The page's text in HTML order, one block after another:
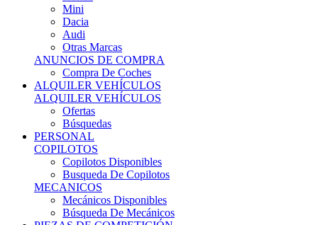
Dacia
Audi
Otras Marcas
ANUNCIOS DE COMPRA
Compra De Coches
ALQUILER VEHÍCULOS
ALQUILER VEHÍCULOS
Ofertas
Búsquedas
PERSONAL
COPILOTOS
Copilotos Disponibles
Busqueda De Copilotos
MECANICOS
Mecánicos Disponibles
Búsqueda De Mecánicos
PIEZAS DE COMPETICIÓN
MECÁNICA